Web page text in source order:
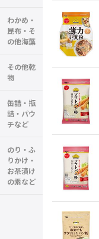
わかめ・
昆布・そ
の他海藻
その他乾
物
缶詰・瓶
詰・パウ
チなど
のり・ふ
りかけ・
お茶漬け
の素など